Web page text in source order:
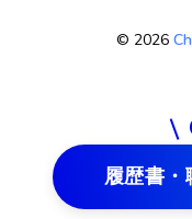
履歴書・
© 2026